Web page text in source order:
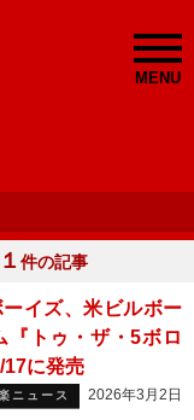
MENU
１ 件の記事
イズ、米ビルボー
『トゥ・ザ・5ボロ
17に発売
ニュース 2026年3月2日